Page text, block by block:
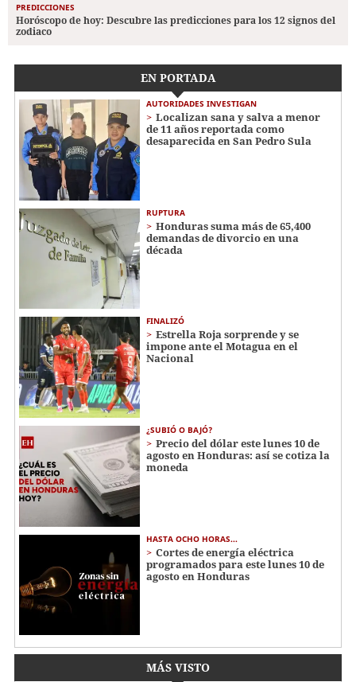
PREDICCIONES
Horóscopo de hoy: Descubre las predicciones para los 12 signos del
zodiaco
EN PORTADA
AUTORIDADES INVESTIGAN
Localizan sana y salva a menor
de 11 años reportada como
desaparecida en San Pedro Sula
RUPTURA
Honduras suma más de 65,400
demandas de divorcio en una
década
FINALIZÓ
Estrella Roja sorprende y se
impone ante el Motagua en el
Nacional
¿SUBIÓ O BAJÓ?
Precio del dólar este lunes 10 de
agosto en Honduras: así se cotiza la
moneda
HASTA OCHO HORAS...
Cortes de energía eléctrica
programados para este lunes 10 de
agosto en Honduras
MÁS VISTO